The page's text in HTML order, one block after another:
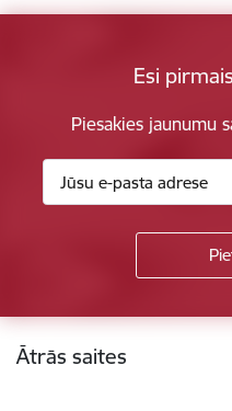
Esi
Piesakies jaunumu
Kājene
Ātrās saites